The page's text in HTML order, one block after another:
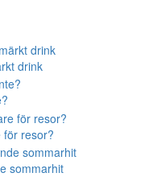
drink
för resor?
sommarhit